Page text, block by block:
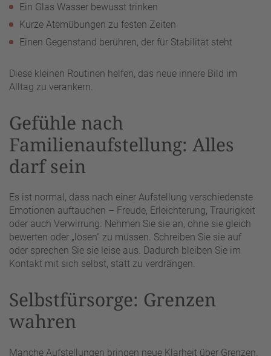
Ein Glas Wasser bewusst trinken
Kurze Atemübungen zu festen Zeiten
Einen Gegenstand berühren, der für Stabilität steht
Diese kleinen Routinen helfen, das neue innere Bild im
Alltag zu verankern.
Gefühle nach
Familienaufstellung: Alles
darf sein
Es ist normal, dass nach einer Aufstellung verschiedenste
Emotionen auftauchen – Freude, Erleichterung, Traurigkeit
oder auch Verwirrung. Nehmen Sie sie an, ohne sie gleich
bewerten oder „lösen“ zu müssen. Schreiben Sie sie auf
oder sprechen Sie sie leise aus. Dadurch bleiben Sie im
Kontakt mit sich selbst, statt zu verdrängen.
Selbstfürsorge: Grenzen
wahren
Manche Aufstellungen bringen neue Klarheit über Grenzen.